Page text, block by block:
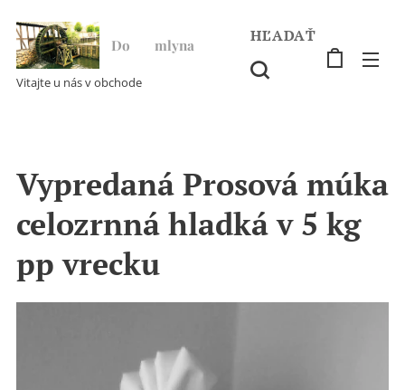
Do ♥ mlyna
Vitajte u nás v obchode
HĽADAŤ
Vypredaná Prosová múka
celozrnná hladká v 5 kg
pp vrecku